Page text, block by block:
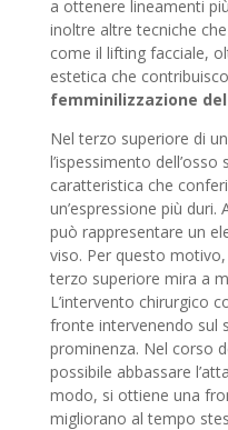
a ottenere lineamenti
inoltre altre tecniche
come il lifting facciale,
estetica che
femminilizzazione
Nel terzo superiore di
l’ispessimento
caratteristica che
un’espressione più duri.
può rappresentare un
viso. Per questo motivo,
terzo superiore mira a
L’intervento chirurgico
fronte intervenendo sul
prominenza. Nel corso
possibile abbassare
modo, si ottiene una
migliorano al tempo